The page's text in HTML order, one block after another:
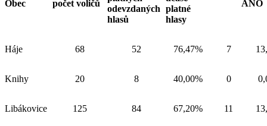
Obec počet voličů
odevzdaných
hlasů
platné
hlasy
ANO
Háje 68 52 76,47% 7
Knihy 20 8 40,00% 0
Libákovice 125 84 67,20% 11